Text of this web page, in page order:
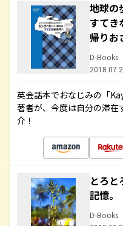
地球の
すてき
帰りお
D-Books
英会話本でおなじみの「
著者が、今度は自分の滞
介！
とろ
記憶
D-Books